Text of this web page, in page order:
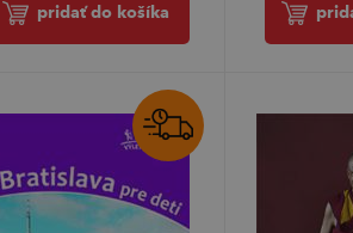
pridať do košíka